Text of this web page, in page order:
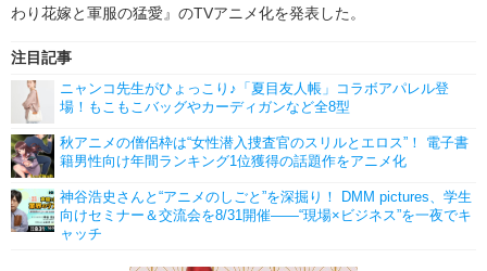
わり花嫁と軍服の猛愛』のTVアニメ化を発表した。
注目記事
ニャンコ先生がひょっこり♪「夏目友人帳」コラボアパレル登
場！もこもこバッグやカーディガンなど全8型
秋アニメの僧侶枠は“女性潜入捜査官のスリルとエロス”！ 電子書
籍男性向け年間ランキング1位獲得の話題作をアニメ化
神谷浩史さんと“アニメのしごと”を深掘り！ DMM pictures、学生
向けセミナー＆交流会を8/31開催――“現場×ビジネス”を一夜でキ
ャッチ